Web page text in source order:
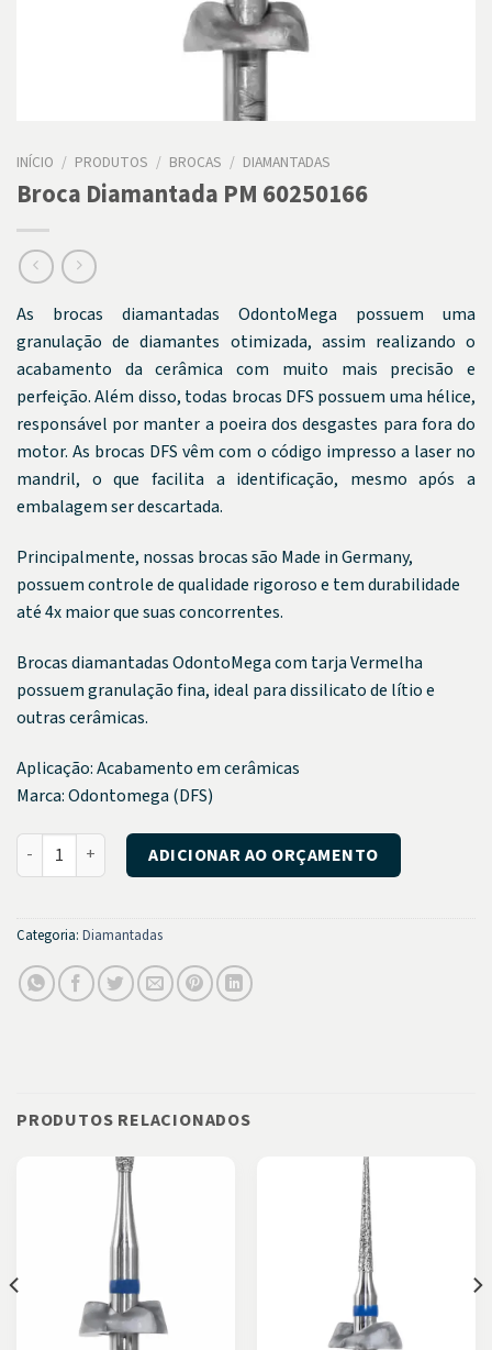
INÍCIO / PRODUTOS / BROCAS / DIAMANTADAS
Broca Diamantada PM 60250166
As brocas diamantadas OdontoMega possuem uma
granulação de diamantes otimizada, assim realizando o
acabamento da cerâmica com muito mais precisão e
perfeição. Além disso, todas brocas DFS possuem uma hélice,
responsável por manter a poeira dos desgastes para fora do
motor. As brocas DFS vêm com o código impresso a laser no
mandril, o que facilita a identificação, mesmo após a
embalagem ser descartada.
Principalmente, nossas brocas são Made in Germany,
possuem controle de qualidade rigoroso e tem durabilidade
até 4x maior que suas concorrentes.
Brocas diamantadas OdontoMega com tarja Vermelha
possuem granulação fina, ideal para dissilicato de lítio e
outras cerâmicas.
Aplicação: Acabamento em cerâmicas
Marca: Odontomega (DFS)
Broca Diamantada PM 60250166 quantidade
ADICIONAR AO ORÇAMENTO
Categoria: Diamantadas
PRODUTOS RELACIONADOS